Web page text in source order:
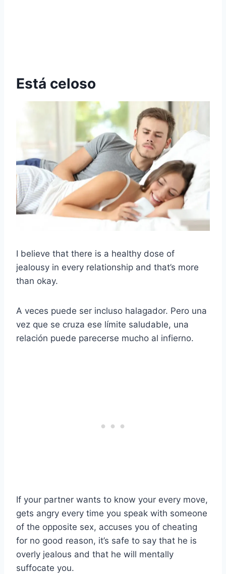
Está celoso
I believe that there is a healthy dose of
jealousy in every relationship and that’s more
than okay.
A veces puede ser incluso halagador. Pero una
vez que se cruza ese límite saludable, una
relación puede parecerse mucho al infierno.
If your partner wants to know your every move,
gets angry every time you speak with someone
of the opposite sex, accuses you of cheating
for no good reason, it’s safe to say that he is
overly jealous and that he will mentally
suffocate you.